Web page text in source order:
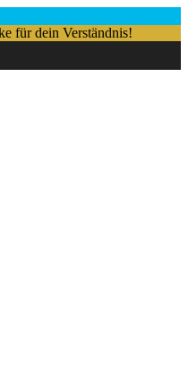
für dein Verständnis!